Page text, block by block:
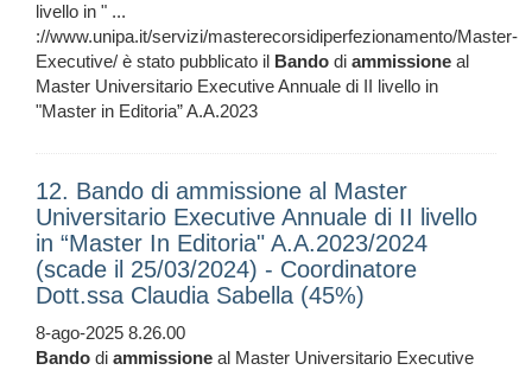
livello in " ...
://www.unipa.it/servizi/masterecorsidiperfezionamento/Master-
Executive/ è stato pubblicato il Bando di ammissione al
Master Universitario Executive Annuale di II livello in
"Master in Editoria” A.A.2023
12. Bando di ammissione al Master
Universitario Executive Annuale di II livello
in “Master In Editoria" A.A.2023/2024
(scade il 25/03/2024) - Coordinatore
Dott.ssa Claudia Sabella (45%)
8-ago-2025 8.26.00
Bando di ammissione al Master Universitario Executive